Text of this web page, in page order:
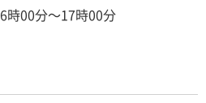
時00分～17時00分